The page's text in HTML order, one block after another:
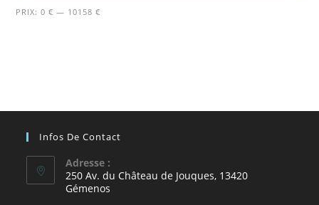
PRIX:0 € — 10158 €
Infos De Contact
Adresse :
250 Av. du Château de Jouques, 13420
Gémenos